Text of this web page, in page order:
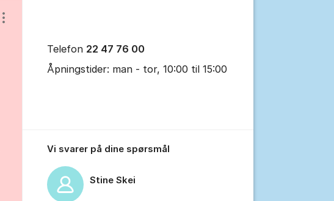
Vis/skjul innstillinger for innlegg/kommentarer
Telefon 22 47 76 00
Åpningstider: man - tor, 10:00 til 15:00
Vi svarer på dine spørsmål
Stine Skei